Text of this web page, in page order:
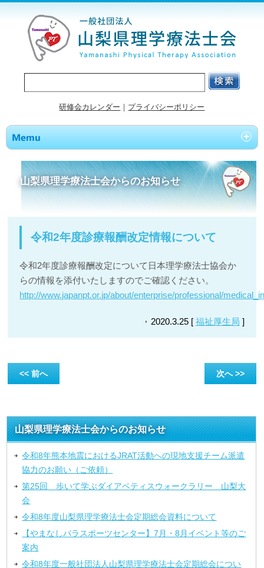
研修会カレンダー ｜ プライバシーポリシー
山梨県理学療法士会からのお知らせ
令和2年度診療報酬改定情報について
令和2年度診療報酬改定について日本理学療法士協会か
らの情報を添付いたしますのでご確認ください。
http://www.japanpt.or.jp/about/enterprise/professional/
2020.3.25 [ 福祉厚生局 ]
<< 前へ 次へ >>
山梨県理学療法士会からのお知らせ
令和8年熊本地震におけるJRAT活動への現地支援チーム派遣
協力のお願い（ご依頼）
第25回 歩いて学ぶダイアベティスウォークラリー 山梨大
会
令和8年度山梨県理学療法士会定期総会資料について
【やまなしパラスポーツセンター】7月・8月イベント等のご
案内
令和8年度一般社団法人山梨県理学療法士会定期総会につい